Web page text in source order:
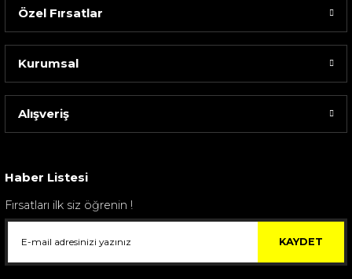
Sarev Elfıda Flanel Nevresim Takımı Çift Kişili...
Özel Fırsatlar
Kurumsal
Alışveriş
Haber Listesi
Fırsatları ilk siz öğrenin !
KAYDET